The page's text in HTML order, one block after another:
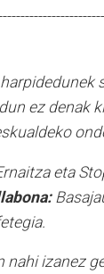
ez denak
eta
nahi izanez